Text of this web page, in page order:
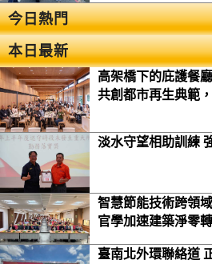
今日熱門
本日最新
高架橋下的庇護餐
共創都市再生典範
淡水守望相助訓練
智慧節能技術跨領
官學加速建築淨零
臺南北外環聯絡道